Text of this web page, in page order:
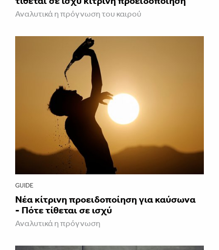
Αναλυτικά η πρόγνωση του καιρού
GUIDE
Νέα κίτρινη προειδοποίηση για καύσωνα
- Πότε τίθεται σε ισχύ
Αναλυτικά η πρόγνωση